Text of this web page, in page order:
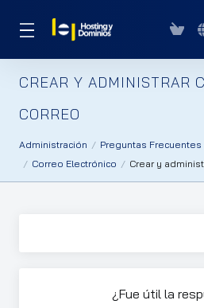
CREAR Y ADMINISTRAR
CORREO
Administración Preguntas Frecuentes
Correo Electrónico
Crear y
¿Fue útil la